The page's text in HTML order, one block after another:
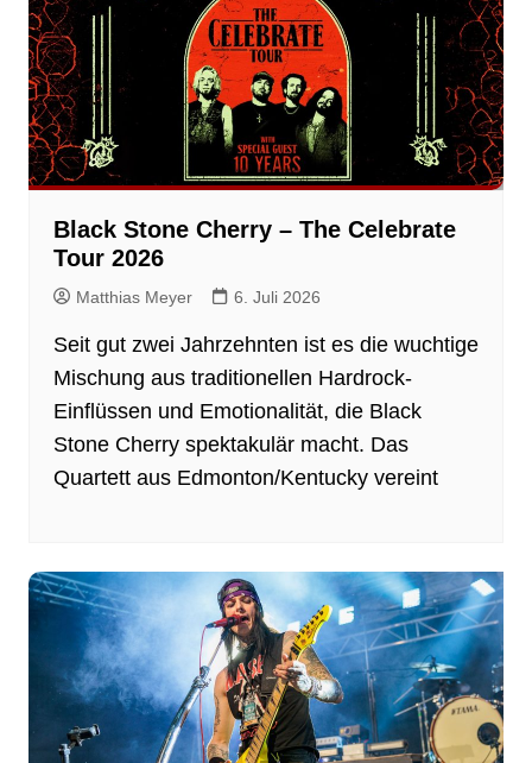
Black Stone Cherry – The Celebrate
Tour 2026
Matthias Meyer 6. Juli 2026
Seit gut zwei Jahrzehnten ist es die wuchtige
Mischung aus traditionellen Hardrock-
Einflüssen und Emotionalität, die Black
Stone Cherry spektakulär macht. Das
Quartett aus Edmonton/Kentucky vereint